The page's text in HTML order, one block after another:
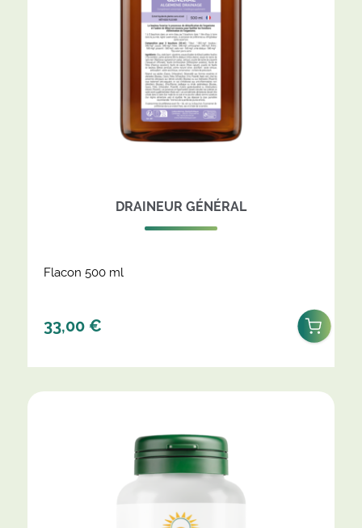
DRAINEUR GÉNÉRAL
Flacon 500 ml
33,00 €